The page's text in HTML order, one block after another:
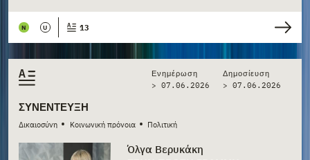
N U 13
ΣΥΝΈΝΤΕΥΞΗ
Δικαιοσύνη • Κοινωνική πρόνοια • Πολιτική
Ενημέρωση
> 07.06.2026
Δημοσίευση
> 07.06.2026
Όλγα Βερυκάκη